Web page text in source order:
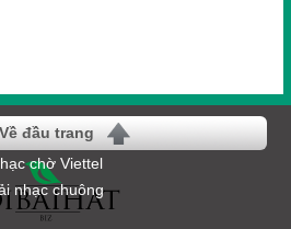
Về đầu trang
chờ Viettel
nhạc chuông